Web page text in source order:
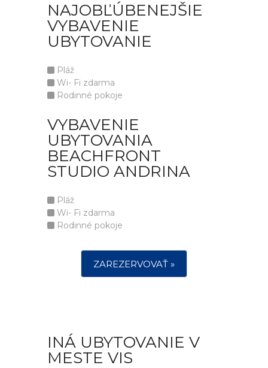
NAJOBĽÚBENEJŠIE
VYBAVENIE
UBYTOVANIE
Pláž
Wi- Fi zdarma
Rodinné pokoje
VYBAVENIE
UBYTOVANIA
BEACHFRONT
STUDIO ANDRINA
Pláž
Wi- Fi zdarma
Rodinné pokoje
ZAREZERVOVAŤ »
INÁ UBYTOVANIE V
MESTE VIS